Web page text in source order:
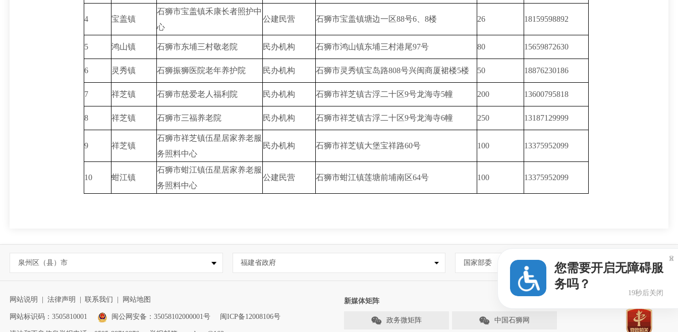
4 宝盖镇
石狮市宝盖镇禾康长者照护中
心
公建民营 石狮市宝盖镇塘边一区88号6、8楼 26 18159598892
5 鸿山镇 石狮市东埔三村敬老院 民办机构 石狮市鸿山镇东埔三村港尾97号 80 15659872630
6 灵秀镇 石狮振狮医院老年养护院 民办机构 石狮市灵秀镇宝岛路808号兴闽商厦裙楼5楼 50 18876230186
7 祥芝镇 石狮市慈爱老人福利院 民办机构 石狮市祥芝镇古浮二十区9号龙海寺5幢 200 13600795818
8 祥芝镇 石狮市三福养老院 民办机构 石狮市祥芝镇古浮二十区9号龙海寺6幢 250 13187129999
9 祥芝镇
石狮市祥芝镇伍星居家养老服
务照料中心
民办机构 石狮市祥芝镇大堡宝祥路60号 100 13375952099
10 蚶江镇
石狮市蚶江镇伍星居家养老服
务照料中心
公建民营 石狮市蚶江镇莲塘前埔南区64号 100 13375952099
泉州区（县）市 福建省政府 国家部委
网站说明 | 法律声明 | 联系我们 | 网站地图
网站标识码：3505810001 闽公网安备：35058102000001号 闽ICP备12008106号
新媒体矩阵
政务微矩阵 中国石狮网
您需要开启无障碍服
务吗？
18秒后关闭
